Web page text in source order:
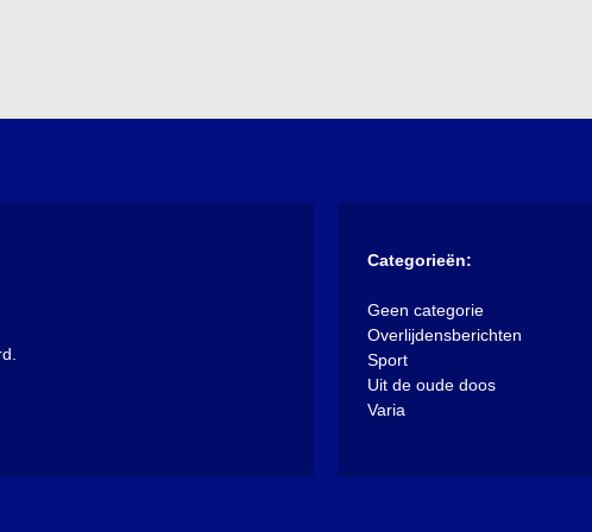
Categorieën:
Geen categorie
Overlijdensberichten
Sport
Uit de oude doos
Varia